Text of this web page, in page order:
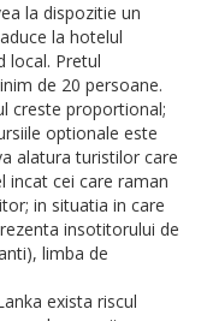
la dispozitie un
la hotelul
local. Pretul
de 20 persoane.
creste proportional;
optionale este
alatura turistilor care
incat cei care raman
in situatia in care
insotitorului de
limba de
exista riscul